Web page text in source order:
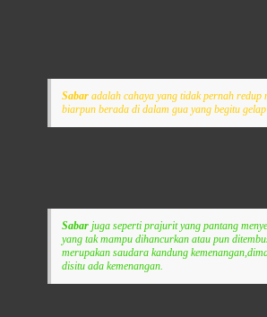
Sabar adalah cahaya yang tidak pernah redup
biarpun berada di dalam gua yang begitu gelap
Sabar juga seperti prajurit yang pantang
yang tak mampu dihancurkan atau pun
merupakan saudara kandung
disitu ada kemenangan.